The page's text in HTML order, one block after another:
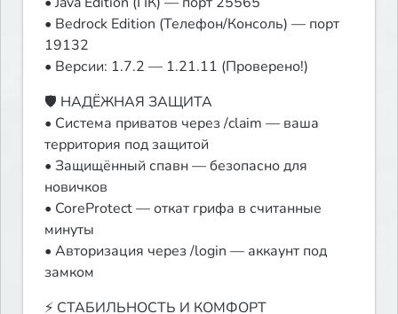
• Bedrock Edition (Телефон/Консоль) — порт
19132
• Версии: 1.7.2 — 1.21.11 (Проверено!)
🛡 НАДЁЖНАЯ ЗАЩИТА
• Система приватов через /claim — ваша
территория под защитой
• Защищённый спавн — безопасно для
новичков
• CoreProtect — откат грифа в считанные
минуты
• Авторизация через /login — аккаунт под
замком
⚡️ СТАБИЛЬНОСТЬ И КОМФОРТ